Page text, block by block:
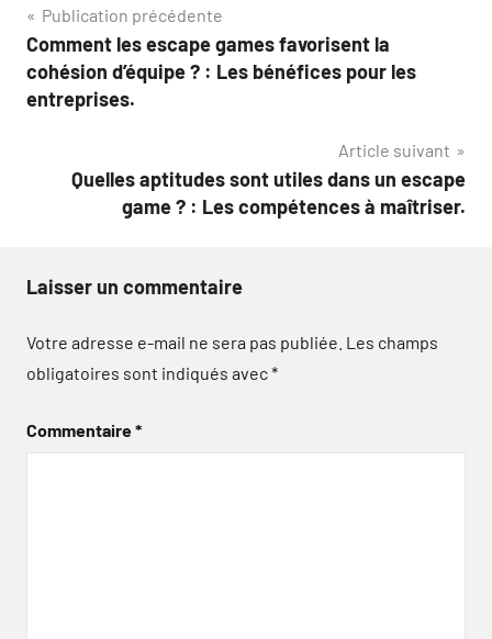
Navigation
de
l’article
Publication précédente
Comment les escape games favorisent la
cohésion d’équipe ? : Les bénéfices pour les
entreprises.
Article suivant
Quelles aptitudes sont utiles dans un escape
game ? : Les compétences à maîtriser.
Laisser un commentaire
Votre adresse e-mail ne sera pas publiée. Les champs
obligatoires sont indiqués avec*
Commentaire*